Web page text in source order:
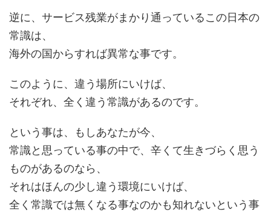
逆に、サービス残業がまかり通っているこの日本の
常識は、
海外の国からすれば異常な事です。
このように、違う場所にいけば、
それぞれ、全く違う常識があるのです。
という事は、もしあなたが今、
常識と思っている事の中で、辛くて生きづらく思う
ものがあるのなら、
それはほんの少し違う環境にいけば、
全く常識では無くなる事なのかも知れないという事